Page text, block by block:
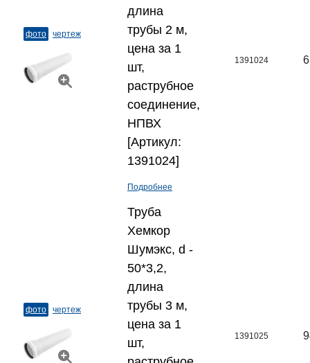
фото чертеж
длина
трубы 2 м,
цена за 1
шт,
раструбное
соединение,
НПВХ
[Артикул:
1391024]
Подробнее
1391024
фото чертеж
Труба
Хемкор
Шумэкс, d -
50*3,2,
длина
трубы 3 м,
цена за 1
шт,
1391025